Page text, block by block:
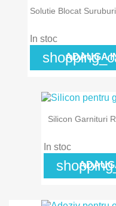
Solutie Blocat
In stoc
ADAUGA
Silicon Garnituri
In stoc